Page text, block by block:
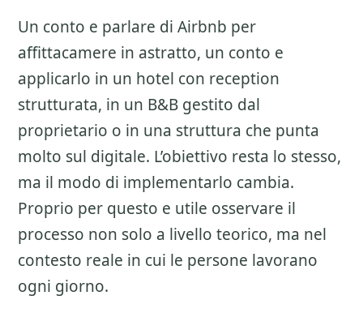
Un conto e parlare di Airbnb per
affittacamere in astratto, un conto e
applicarlo in un hotel con reception
strutturata, in un B&B gestito dal
proprietario o in una struttura che punta
molto sul digitale. L’obiettivo resta lo stesso,
ma il modo di implementarlo cambia.
Proprio per questo e utile osservare il
processo non solo a livello teorico, ma nel
contesto reale in cui le persone lavorano
ogni giorno.